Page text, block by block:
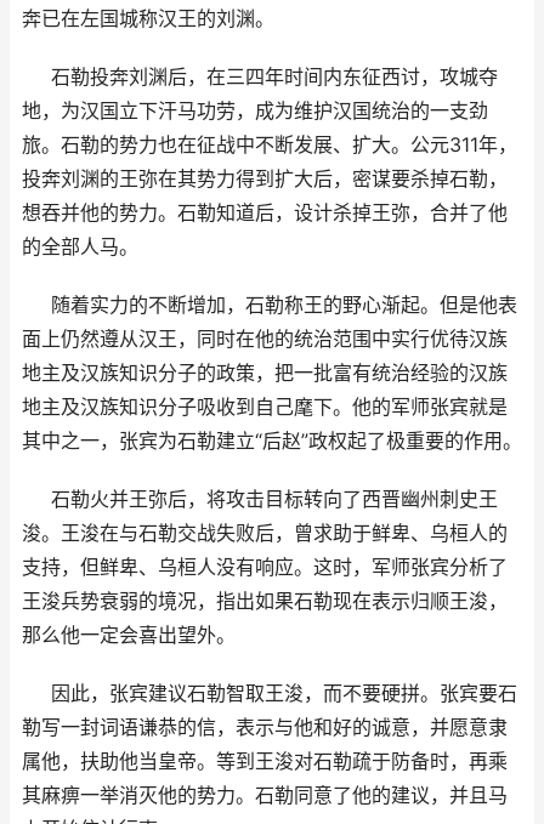
奔已在左国城称汉王的刘渊。
石勒投奔刘渊后，在三四年时间内东征西讨，攻城夺
地，为汉国立下汗马功劳，成为维护汉国统治的一支劲
旅。石勒的势力也在征战中不断发展、扩大。公元311年，
投奔刘渊的王弥在其势力得到扩大后，密谋要杀掉石勒，
想吞并他的势力。石勒知道后，设计杀掉王弥，合并了他
的全部人马。
随着实力的不断增加，石勒称王的野心渐起。但是他表
面上仍然遵从汉王，同时在他的统治范围中实行优待汉族
地主及汉族知识分子的政策，把一批富有统治经验的汉族
地主及汉族知识分子吸收到自己麾下。他的军师张宾就是
其中之一，张宾为石勒建立“后赵”政权起了极重要的作用。
石勒火并王弥后，将攻击目标转向了西晋幽州刺史王
浚。王浚在与石勒交战失败后，曾求助于鲜卑、乌桓人的
支持，但鲜卑、乌桓人没有响应。这时，军师张宾分析了
王浚兵势衰弱的境况，指出如果石勒现在表示归顺王浚，
那么他一定会喜出望外。
因此，张宾建议石勒智取王浚，而不要硬拼。张宾要石
勒写一封词语谦恭的信，表示与他和好的诚意，并愿意隶
属他，扶助他当皇帝。等到王浚对石勒疏于防备时，再乘
其麻痹一举消灭他的势力。石勒同意了他的建议，并且马